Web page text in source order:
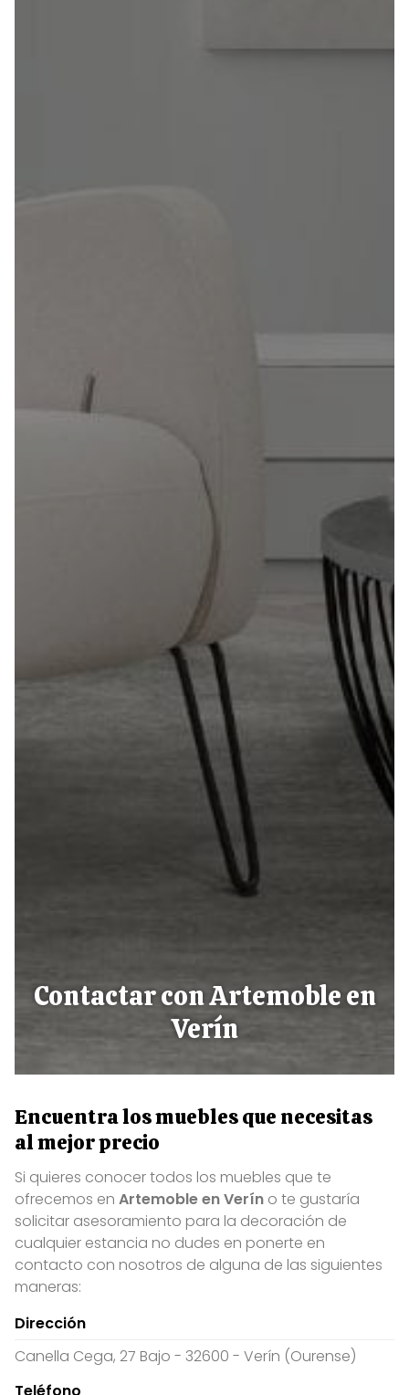
Contactar con Artemoble en
Verín
Encuentra los muebles que necesitas
al mejor precio
Si quieres conocer todos los muebles que te
ofrecemos en Artemoble en Verín o te gustaría
solicitar asesoramiento para la decoración de
cualquier estancia no dudes en ponerte en
contacto con nosotros de alguna de las siguientes
maneras:
Dirección
Canella Cega, 27 Bajo - 32600 - Verín (Ourense)